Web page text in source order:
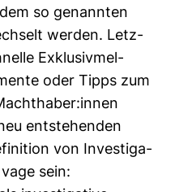
so genannten
werden. Letz­
Exklu­siv­mel­
oder Tipps zum
ent­ste­henden
von Inves­ti­ga­
sein: